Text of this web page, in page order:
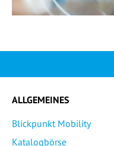
ALLGEMEINES
Blickpunkt Mobility
Katalogbörse